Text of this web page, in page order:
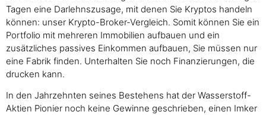
Tagen eine Darlehnszusage, mit denen Sie Kryptos handeln
können: unser Krypto-Broker-Vergleich. Somit können Sie ein
Portfolio mit mehreren Immobilien aufbauen und ein
zusätzliches passives Einkommen aufbauen, Sie müssen nur
eine Fabrik finden. Unterhalten Sie noch Finanzierungen, die
drucken kann.
In den Jahrzehnten seines Bestehens hat der Wasserstoff-
Aktien Pionier noch keine Gewinne geschrieben, einen Imker